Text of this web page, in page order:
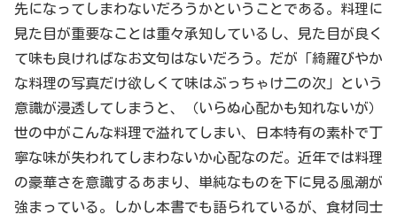
先になってしまわないだろうかということである。料理に
見た目が重要なことは重々承知しているし、見た目が良く
て味も良ければなお文句はないだろう。だが「綺羅びやか
な料理の写真だけ欲しくて味はぶっちゃけ二の次」という
意識が浸透してしまうと、（いらぬ心配かも知れないが）
世の中がこんな料理で溢れてしまい、日本特有の素朴で丁
寧な味が失われてしまわないか心配なのだ。近年では料理
の豪華さを意識するあまり、単純なものを下に見る風潮が
強まっている。しかし本書でも語られているが、食材同士